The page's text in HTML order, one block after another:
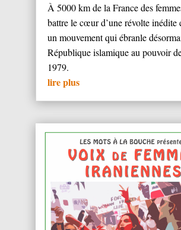
À 5000 km de la France des
battre le cœur d’une révolte inédite
un mouvement qui ébranle
République islamique au pouvoir
1979.
lire plus